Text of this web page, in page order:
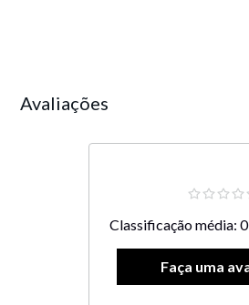
Avaliações
Classificação média: 0